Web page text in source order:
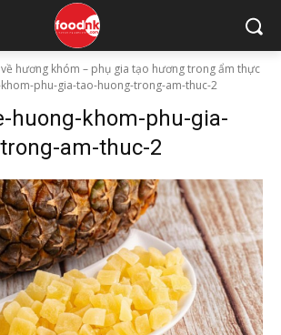
hương khóm – phụ gia tạo hương trong ẩm thực
phu-gia-tao-huong-trong-am-thuc-2
huong-khom-phu-gia-
am-thuc-2